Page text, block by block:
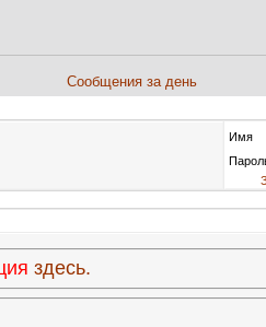
Сообщения за день
Имя
здесь.